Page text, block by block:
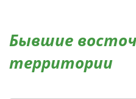
Бывшие
территории